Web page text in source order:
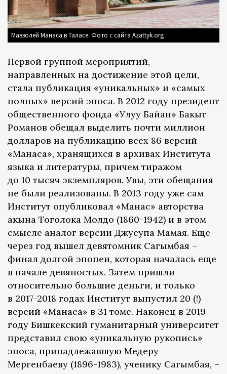
Мавзолей Манаса в Таласе. Фото с сайта Azattyk.org
Первой группой мероприятий,
направленных на достижение этой цели,
стала публикация «уникальных» и «самых
полных» версий эпоса. В 2012 году президент
общественного фонда «Улуу Байан» Бакыт
Романов обещал выделить почти миллион
долларов на публикацию всех 86 версий
«Манаса», хранящихся в архивах Института
языка и литературы, причем тиражом
до 10 тысяч экземпляров. Увы, эти обещания
не были реализованы. В 2013 году уже сам
Институт опубликовал «Манас» авторства
акына Тоголока Молдо (1860-1942) и в этом
смысле аналог версии Джусупа Мамая. Еще
через год вышел девятомник Сагымбая –
финал долгой эпопеи, которая началась еще
в начале девяностых. Затем пришли
относительно большие деньги, и только
в 2017-2018 годах Институт выпустил 20 (!)
версий «Манаса» в 31 томе. Наконец в 2019
году Бишкекский гуманитарный университет
представил свою «уникальную рукопись»
эпоса, принадлежавшую Медеру
Мергенбаеву (1896-1983), ученику Сагымбая, –